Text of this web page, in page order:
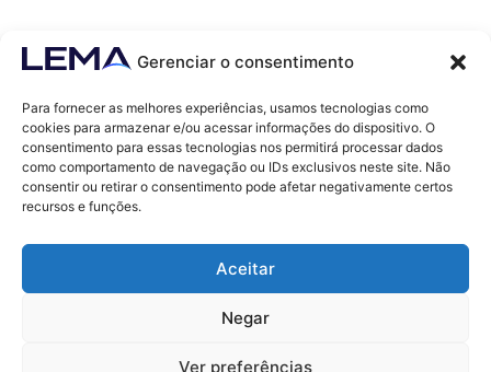
Gerenciar o consentimento
Para fornecer as melhores experiências, usamos tecnologias como
cookies para armazenar e/ou acessar informações do dispositivo. O
consentimento para essas tecnologias nos permitirá processar dados
como comportamento de navegação ou IDs exclusivos neste site. Não
consentir ou retirar o consentimento pode afetar negativamente certos
recursos e funções.
Aceitar
Negar
Ver preferências
Contatos
contato@lemaef.com.br
(85) 99868-3664